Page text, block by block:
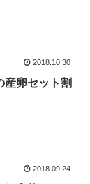
2018.10.30
産卵セット割
2018.09.24